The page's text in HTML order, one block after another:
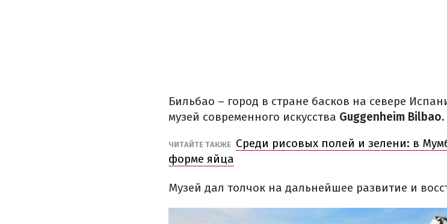
Бильбао – город в стране басков на севере
музей современного искусства Guggenheim Bilbao.
ЧИТАЙТЕ ТАКЖЕ Среди рисовых полей и зелени: в
форме яйца
Музей дал толчок на дальнейшее развитие и